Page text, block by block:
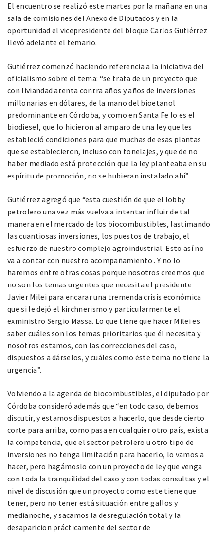
El encuentro se realizó este martes por la mañana en una
sala de comisiones del Anexo de Diputados y en la
oportunidad el vicepresidente del bloque Carlos Gutiérrez
llevó adelante el temario.
Gutiérrez comenzó haciendo referencia a la iniciativa del
oficialismo sobre el tema: “se trata de un proyecto que
con liviandad atenta contra años y años de inversiones
millonarias en dólares, de la mano del bioetanol
predominante en Córdoba, y como en Santa Fe lo es el
biodiesel, que lo hicieron al amparo de una ley que les
estableció condiciones para que muchas de esas plantas
que se establecieron, incluso con tonelajes, y que de no
haber mediado está protección que la ley planteaba en su
espíritu de promoción, no se hubieran instalado ahí”.
Gutiérrez agregó que “esta cuestión de que el lobby
petrolero una vez más vuelva a intentar influir de tal
manera en el mercado de los biocombustibles, lastimando
las cuantiosas inversiones, los puestos de trabajo, el
esfuerzo de nuestro complejo agroindustrial. Esto así no
va a contar con nuestro acompañamiento . Y no lo
haremos entre otras cosas porque nosotros creemos que
no son los temas urgentes que necesita el presidente
Javier Milei para encarar una tremenda crisis económica
que si le dejó el kirchnerismo y particularmente el
exministro Sergio Massa. Lo que tiene que hacer Milei es
saber cuáles son los temas prioritarios que él necesita y
nosotros estamos, con las correcciones del caso,
dispuestos a dárselos, y cuáles como éste tema no tiene la
urgencia”.
Volviendo a la agenda de biocombustibles, el diputado por
Córdoba consideró además que “en todo caso, debemos
discutir, y estamos dispuestos a hacerlo, que desde cierto
corte para arriba, como pasa en cualquier otro país, exista
la competencia, que el sector petrolero u otro tipo de
inversiones no tenga limitación para hacerlo, lo vamos a
hacer, pero hagámoslo con un proyecto de ley que venga
con toda la tranquilidad del caso y con todas consultas y el
nivel de discusión que un proyecto como este tiene que
tener, pero no tener está situación entre gallos y
medianoche, y sacamos la desregulación total y la
desaparicion prácticamente del sector de